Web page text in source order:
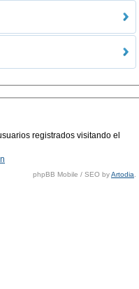
registrados visitando el
phpBB Mobile / SEO byArtodia.